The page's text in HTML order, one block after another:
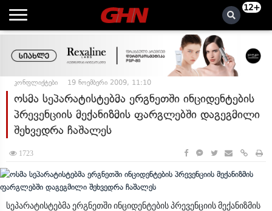
12+
კონფლიქტები 19 ნოემბერი 2009, 11:10
ოსმა სეპარატისტებმა ერგნეთში ინციდენტების
პრევენციის მექანიზმის ფარგლებში დაგეგმილი
შეხვედრა ჩაშალეს
1723
სეპარატისტებმა ერგნეთში ინციდენტების პრევენციის მექანიზმის